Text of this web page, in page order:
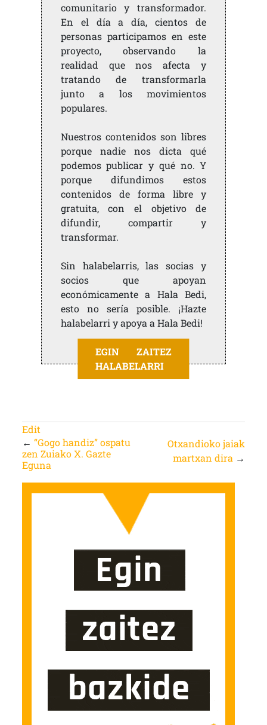
comunitario y transformador.
En el día a día, cientos de
personas participamos en este
proyecto, observando la
realidad que nos afecta y
tratando de transformarla
junto a los movimientos
populares.
Nuestros contenidos son libres
porque nadie nos dicta qué
podemos publicar y qué no. Y
porque difundimos estos
contenidos de forma libre y
gratuita, con el objetivo de
difundir, compartir y
transformar.
Sin halabelarris, las socias y
socios que apoyan
económicamente a Hala Bedi,
esto no sería posible. ¡Hazte
halabelarri y apoya a Hala Bedi!
EGIN ZAITEZ
HALABELARRI
Edit
← “Gogo handiz” ospatu
zen Zuiako X. Gazte
Eguna
Otxandioko jaiak
martxan dira →